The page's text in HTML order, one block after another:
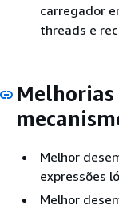
carregador
threads e
Melhorias
Melhor
expressões
Melhor